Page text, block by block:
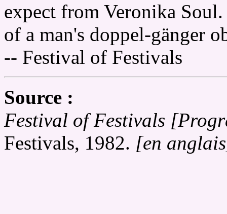
expect from Veronika
of a man's doppel-gänger
-- Festival of Festivals
Source :
Festival of Festivals
Festivals, 1982. [en